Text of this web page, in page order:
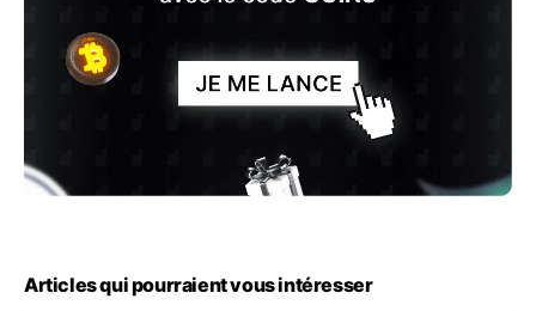
Articles qui pourraient vous intéresser